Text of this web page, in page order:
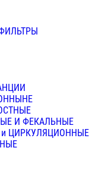
И ФЕКАЛЬНЫЕ
ЦИРКУЛЯЦИОННЫЕ